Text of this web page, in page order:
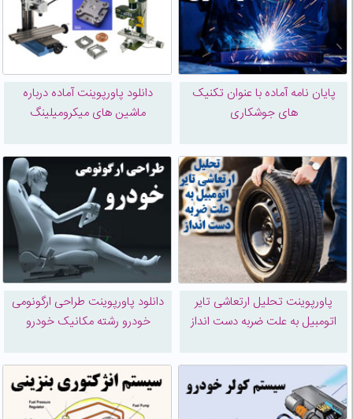
پایان نامه آماده با عنوان تکنیک
های جوشکاری
دانلود پاورپوینت آماده درباره
ماشین های میکرومیلینگ
پاورپوینت تحلیل ارتعاشی تایر
اتومبیل به علت ضربه دست انداز
دانلود پاورپوینت طراحی ارگونومی
خودرو رشته مکانیک خودرو